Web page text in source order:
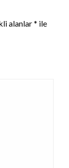
alanlar* ile